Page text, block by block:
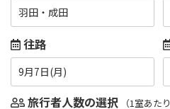
羽田・成田
往路
9月7日(月)
旅行者人数の選択 （1室あたり